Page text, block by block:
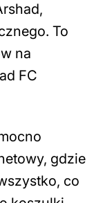
To
na
FC
gdzie
co